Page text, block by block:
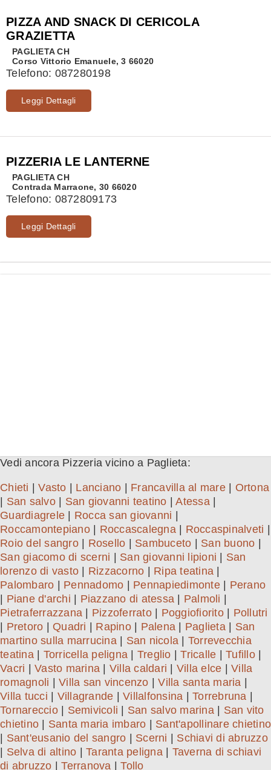
PIZZA AND SNACK DI CERICOLA
GRAZIETTA
PAGLIETA CH
Corso Vittorio Emanuele, 3 66020
Telefono: 087280198
Leggi Dettagli
PIZZERIA LE LANTERNE
PAGLIETA CH
Contrada Marraone, 30 66020
Telefono: 0872809173
Leggi Dettagli
Vedi ancora Pizzeria vicino a Paglieta:
Chieti |Vasto Lanciano Francavilla al mare| Ortona
San salvo| San giovanni teatino |Atessa|
Guardiagrele
Rocca san giovanni
Roccamontepiano| Roccascalegna| Roccaspinalveti
Roio del sangro| Rosello Sambuceto San buono
San giacomo di scerni
San giovanni lipioni
San
lorenzo di vasto
Rizzacorno Ripa teatina
Palombaro
Pennadomo Pennapiedimonte| Perano
Piane d'archi Piazzano di atessa Palmoli
Pietraferrazzana
Pizzoferrato| Poggiofiorito| Pollutri
Pretoro Quadri Rapino| Palena Paglieta| San
martino sulla marrucina| San nicola
Torrevecchia
teatina| Torricella peligna Treglio |Tricalle Tufillo|
Vacri
Vasto marina Villa caldari Villa elce
Villa
romagnoli
Villa san vincenzo |Villa santa maria
Villa tucci
Villagrande Villalfonsina Torrebruna
Tornareccio| Semivicoli San salvo marina| San vito
chietino
Santa maria imbaro
Sant'apollinare chietino
Sant'eusanio del sangro Scerni
Schiavi di abruzzo
Selva di altino Taranta peligna| Taverna di schiavi
di abruzzo |Terranova |Tollo